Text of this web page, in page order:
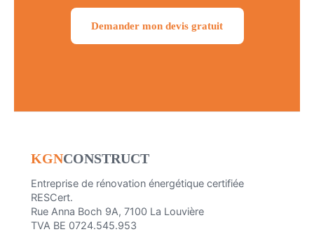
Demander mon devis gratuit
KGNCONSTRUCT
Entreprise de rénovation énergétique certifiée
RESCert.
Rue Anna Boch 9A, 7100 La Louvière
TVA BE 0724.545.953